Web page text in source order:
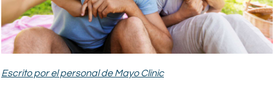
Escrito por el personal de Mayo Clinic